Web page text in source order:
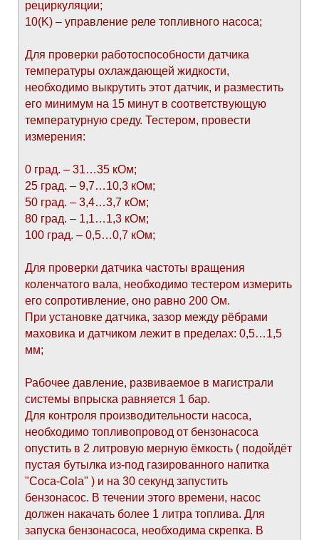
рециркуляции;
10(K) – управление реле топливного насоса;
Для проверки работоспособности датчика
температуры охлаждающей жидкости,
необходимо выкрутить этот датчик, и разместить
его минимум на 15 минут в соответствующую
температурную среду. Тестером, провести
измерения:
0 град. – 31…35 кОм;
25 град. – 9,7…10,3 кОм;
50 град. – 3,4…3,7 кОм;
80 град. – 1,1…1,3 кОм;
100 град. – 0,5…0,7 кОм;
Для проверки датчика частоты вращения
коленчатого вала, необходимо тестером измерить
его сопротивление, оно равно 200 Ом.
При установке датчика, зазор между рёбрами
маховика и датчиком лежит в пределах: 0,5…1,5
мм;
Рабочее давление, развиваемое в магистрали
системы впрыска равняется 1 бар.
Для контроля производительности насоса,
необходимо топливопровод от бензонасоса
опустить в 2 литровую мерную ёмкость ( подойдёт
пустая бутылка из-под газированного напитка
"Coca-Cola" ) и на 30 секунд запустить
бензонасос. В течении этого времени, насос
должен накачать более 1 литра топлива. Для
запуска бензонасоса, необходима скрепка. В